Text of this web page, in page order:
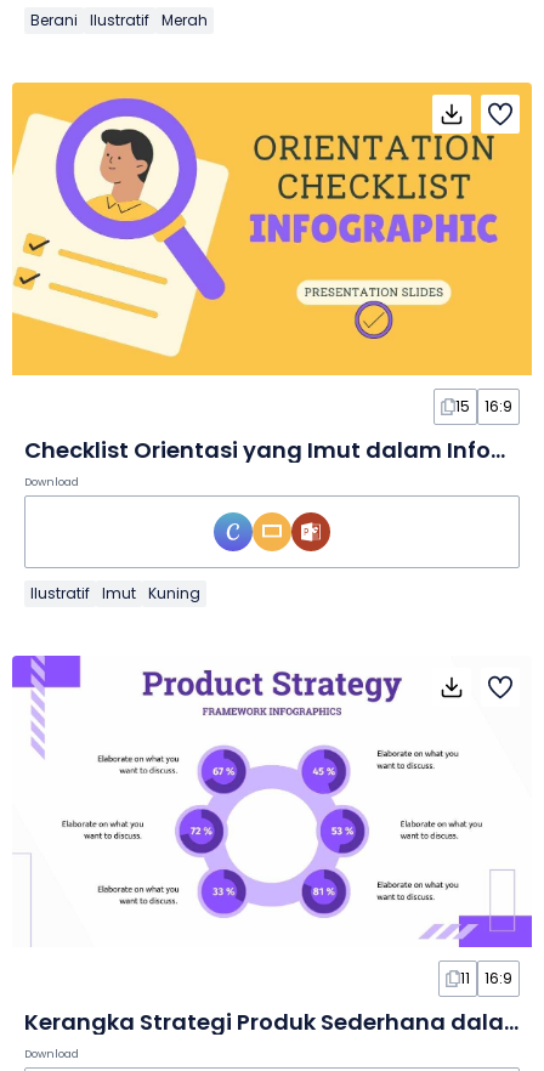
Berani Ilustratif Merah
15 16:9
Checklist Orientasi yang Imut dalam Infografis
Download
Ilustratif Imut Kuning
11 16:9
Kerangka Strategi Produk Sederhana dalam Infografis
Download